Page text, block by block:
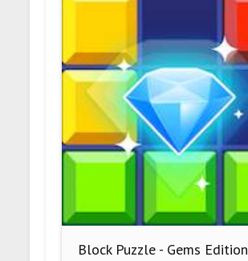
Block Puzzle - Gems Edition